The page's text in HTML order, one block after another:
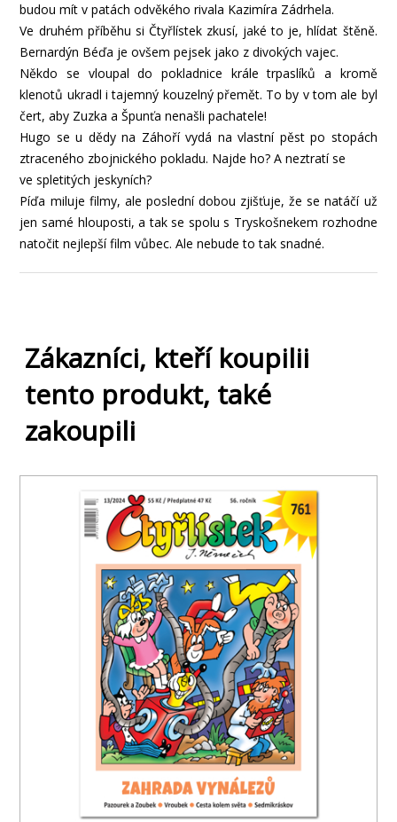
budou mít v patách odvěkého rivala Kazimíra Zádrhela.
Ve druhém příběhu si Čtyřlístek zkusí, jaké to je, hlídat štěně.
Bernardýn Béďa je ovšem pejsek jako z divokých vajec.
Někdo se vloupal do pokladnice krále trpaslíků a kromě
klenotů ukradl i tajemný kouzelný přemět. To by v tom ale byl
čert, aby Zuzka a Špunťa nenašli pachatele!
Hugo se u dědy na Záhoří vydá na vlastní pěst po stopách
ztraceného zbojnického pokladu. Najde ho? A neztratí se
ve spletitých jeskyních?
Píďa miluje filmy, ale poslední dobou zjišťuje, že se natáčí už
jen samé hlouposti, a tak se spolu s Tryskošnekem rozhodne
natočit nejlepší film vůbec. Ale nebude to tak snadné.
Zákazníci, kteří koupilii
tento produkt, také
zakoupili